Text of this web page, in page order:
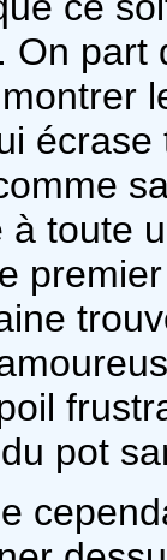
On
toute
pot